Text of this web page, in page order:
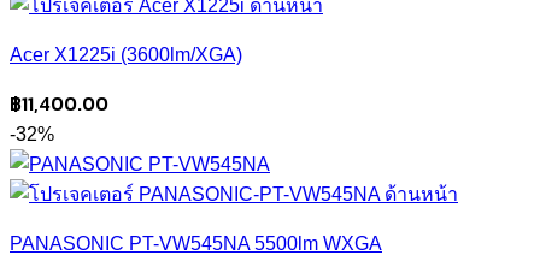
Acer X1225i (3600lm/XGA)
฿11,400.00
-32%
PANASONIC PT-VW545NA 5500lm WXGA